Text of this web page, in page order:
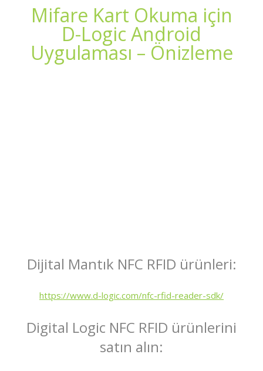
Mifare Kart Okuma için
D-Logic Android
Uygulaması – Önizleme
Dijital Mantık NFC RFID ürünleri:
https://www.d-logic.com/nfc-rfid-reader-sdk/
Digital Logic NFC RFID ürünlerini
satın alın: